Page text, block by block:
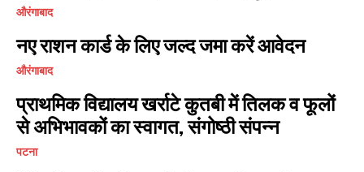
औरंगाबाद
नए राशन कार्ड के लिए जल्द जमा करें आवेदन
औरंगाबाद
प्राथमिक विद्यालय खर्राटे कुतबी में तिलक व फूलों
से अभिभावकों का स्वागत, संगोष्ठी संपन्न
पटना